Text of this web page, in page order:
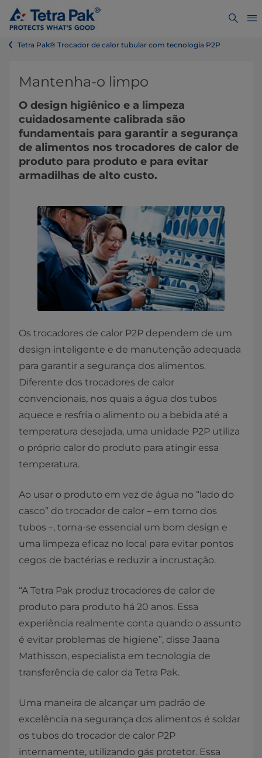
Tetra Pak® Trocador de calor tubular com tecnologia P2P
​​​​Mantenha-o limpo
O design higiênico e a limpeza
cuidadosamente calibrada são
fundamentais para garantir a segurança
de alimentos nos trocadores de calor de
produto para produto e para evitar
armadilhas de alto custo.
Os trocadores de calor P2P dependem de um
design inteligente e de manutenção adequada
para garantir a segurança dos alimentos.
Diferente dos trocadores de calor
convencionais, nos quais a água dos tubos
aquece e resfria o alimento ou a bebida até a
temperatura desejada, uma unidade P2P utiliza
o próprio calor do produto para atingir essa
temperatura.
Ao usar o produto em vez de água no “lado do
casco” do trocador de calor – em torno dos
tubos –, torna-se essencial um bom design e
uma limpeza eficaz no local para evitar pontos
cegos de bactérias e reduzir a incrustação.
“A Tetra Pak produz trocadores de calor de
produto para produto há 20 anos. Essa
experiência realmente conta quando o assunto
é evitar problemas de higiene”, disse Jaana
Mathisson, especialista em tecnologia de
transferência de calor da Tetra Pak.
Uma maneira de alcançar um padrão de
excelência na segurança dos alimentos é soldar
os tubos do trocador de calor P2P
internamente, utilizando gás protetor. Essa